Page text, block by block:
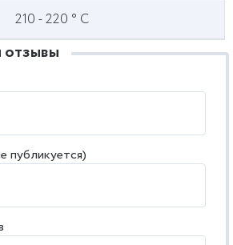
210 - 220 ° С
отзывы
публикуется)